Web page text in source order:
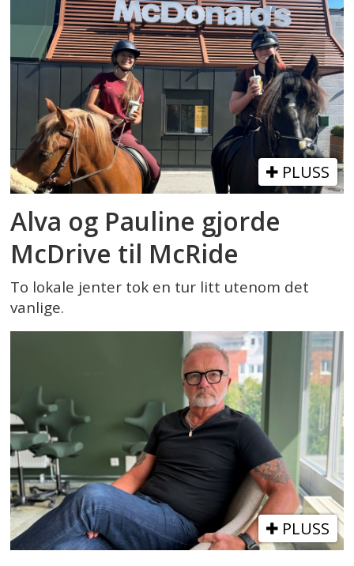
PLUSS
Alva og Pauline gjorde
McDrive til McRide
To lokale jenter tok en tur litt utenom det
vanlige.
PLUSS